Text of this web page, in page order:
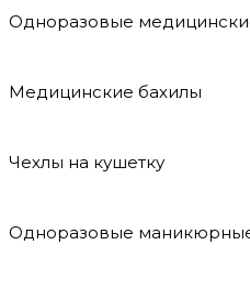
Одноразовые
Медицинские бахилы
Чехлы на кушетку
Одноразовые